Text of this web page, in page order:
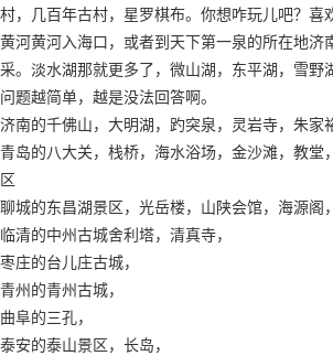
村，几百年古村，星罗棋布。你想咋玩儿吧？喜
黄河黄河入海口，或者到天下第一泉的所在地济
采。淡水湖那就更多了，微山湖，东平湖，雪野
问题越简单，越是没法回答啊。
济南的千佛山，大明湖，趵突泉，灵岩寺，朱家
青岛的八大关，栈桥，海水浴场，金沙滩，教堂
区
聊城的东昌湖景区，光岳楼，山陕会馆，海源阁，
临清的中州古城舍利塔，清真寺，
枣庄的台儿庄古城，
青州的青州古城，
曲阜的三孔，
泰安的泰山景区，长岛，